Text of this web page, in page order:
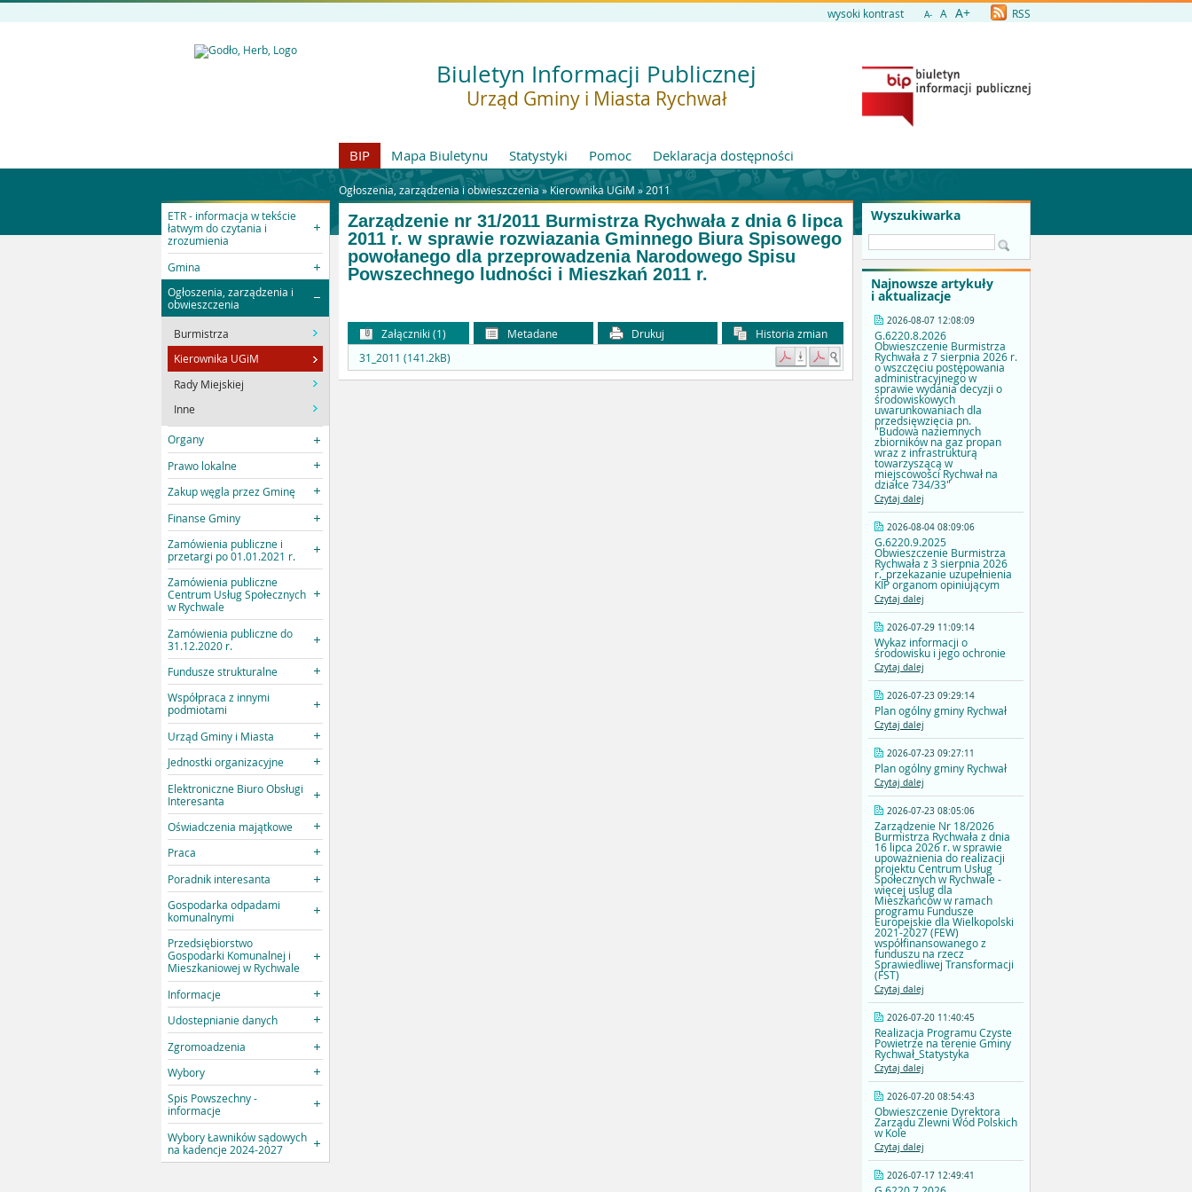
wysoki kontrast A- A A+ RSS
Biuletyn Informacji Publicznej
Urząd Gminy i Miasta Rychwał
BIP Mapa Biuletynu Statystyki Pomoc Deklaracja dostępności
Ogłoszenia, zarządzenia i obwieszczenia » Kierownika UGiM » 2011
ETR - informacja w tekście
łatwym do czytania i
zrozumienia
Gmina
Ogłoszenia, zarządzenia i
obwieszczenia
Burmistrza
Kierownika UGiM
Rady Miejskiej
Inne
Organy
Prawo lokalne
Zakup węgla przez Gminę
Finanse Gminy
Zamówienia publiczne i
przetargi po 01.01.2021 r.
Zamówienia publiczne
Centrum Usług Społecznych
w Rychwale
Zamówienia publiczne do
31.12.2020 r.
Fundusze strukturalne
Współpraca z innymi
podmiotami
Urząd Gminy i Miasta
Jednostki organizacyjne
Elektroniczne Biuro Obsługi
Interesanta
Oświadczenia majątkowe
Praca
Poradnik interesanta
Gospodarka odpadami
komunalnymi
Przedsiębiorstwo
Gospodarki Komunalnej i
Mieszkaniowej w Rychwale
Informacje
Udostepnianie danych
Zgromoadzenia
Wybory
Spis Powszechny -
informacje
Wybory Ławników sądowych
na kadencje 2024-2027
Wyszukiwarka
Najnowsze artykuły
i aktualizacje
2026-08-07 12:08:09
G.6220.8.2026
Obwieszczenie Burmistrza
Rychwała z 7 sierpnia 2026 r.
o wszczęciu postępowania
administracyjnego w
sprawie wydania decyzji o
środowiskowych
uwarunkowaniach dla
przedsięwzięcia pn.
"Budowa naziemnych
zbiorników na gaz propan
wraz z infrastrukturą
towarzyszącą w
miejscowości Rychwał na
działce 734/33"
Czytaj dalej
2026-08-04 08:09:06
G.6220.9.2025
Obwieszczenie Burmistrza
Rychwała z 3 sierpnia 2026
r._przekazanie uzupełnienia
KIP organom opiniującym
Czytaj dalej
2026-07-29 11:09:14
Wykaz informacji o
środowisku i jego ochronie
Czytaj dalej
2026-07-23 09:29:14
Plan ogólny gminy Rychwał
Czytaj dalej
2026-07-23 09:27:11
Plan ogólny gminy Rychwał
Czytaj dalej
2026-07-23 08:05:06
Zarządzenie Nr 18/2026
Burmistrza Rychwała z dnia
16 lipca 2026 r. w sprawie
upoważnienia do realizacji
projektu Centrum Usług
Społecznych w Rychwale -
więcej uslug dla
Mieszkańców w ramach
programu Fundusze
Europejskie dla Wielkopolski
2021-2027 (FEW)
współfinansowanego z
funduszu na rzecz
Sprawiedliwej Transformacji
(FST)
Czytaj dalej
2026-07-20 11:40:45
Realizacja Programu Czyste
Powietrze na terenie Gminy
Rychwał_Statystyka
Czytaj dalej
2026-07-20 08:54:43
Obwieszczenie Dyrektora
Zarządu Zlewni Wód Polskich
w Kole
Czytaj dalej
2026-07-17 12:49:41
Zarządzenie nr 31/2011 Burmistrza Rychwała z dnia 6 lipca
2011 r. w sprawie rozwiazania Gminnego Biura Spisowego
powołanego dla przeprowadzenia Narodowego Spisu
Powszechnego ludności i Mieszkań 2011 r.
Załączniki (1) Metadane Drukuj
Historia zmian
31_2011 (141.2kB)